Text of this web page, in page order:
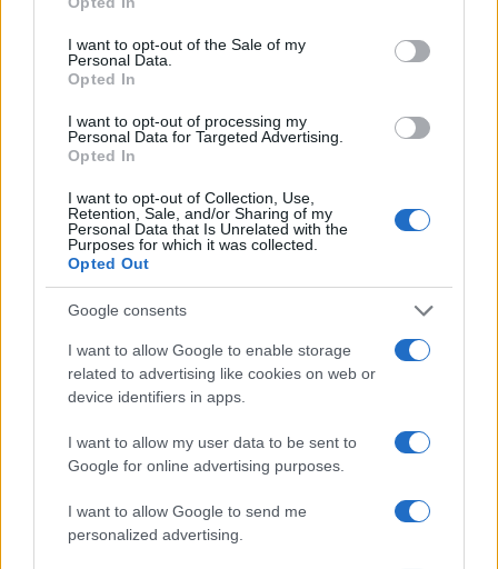
use your data for below specified purposes in below Google
consent section.
I want to opt-out of the Sale of my
Personal Data.
Opted In
I want to opt-out of processing my
Personal Data for Targeted Advertising.
Opted In
I want to opt-out of Collection, Use,
Retention, Sale, and/or Sharing of my
Personal Data that Is Unrelated with the
Purposes for which it was collected.
Opted Out
Google consents
I want to allow Google to enable storage
related to advertising like cookies on web or
device identifiers in apps.
I want to allow my user data to be sent to
Google for online advertising purposes.
I want to allow Google to send me
personalized advertising.